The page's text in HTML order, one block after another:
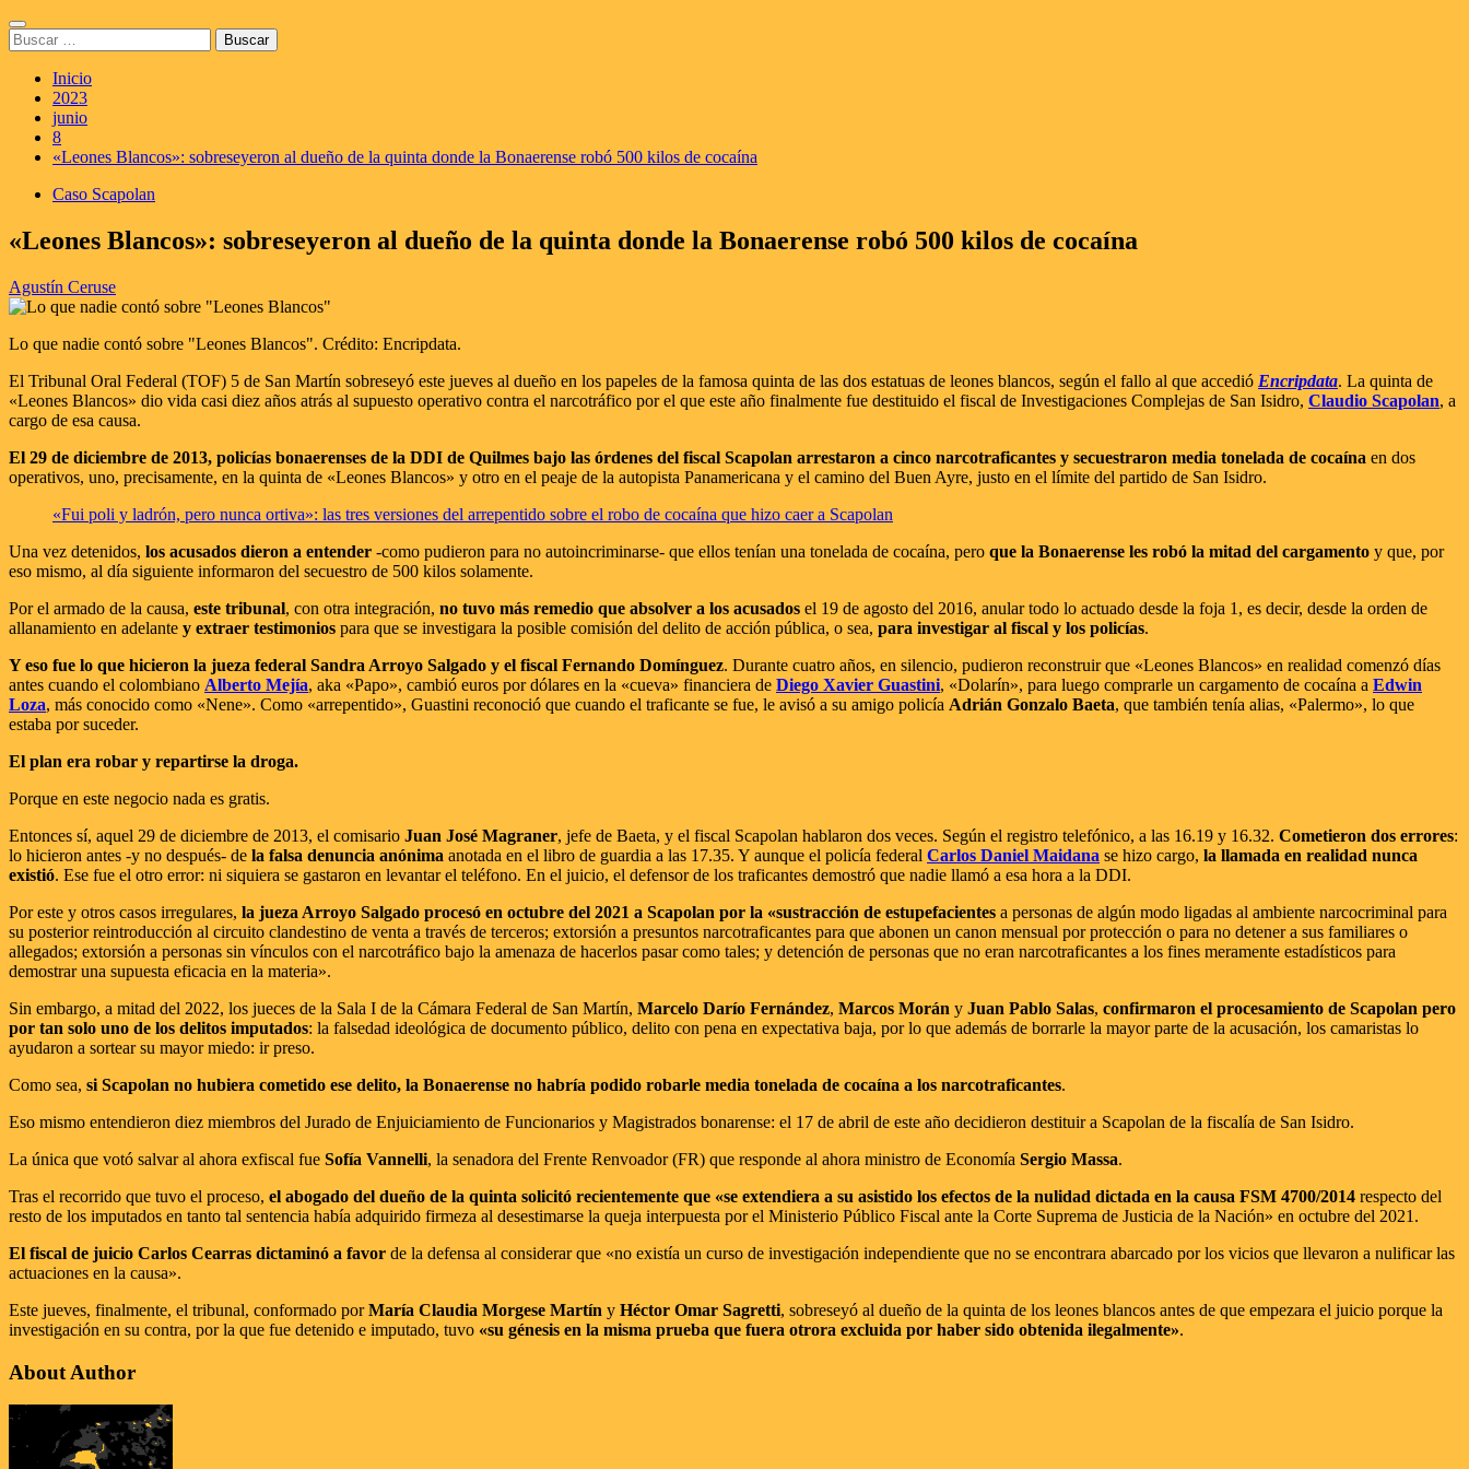
Saltar
al
contenido
Menú
principal
Buscar:
Inicio
2023
junio
8
«Leones Blancos»: sobreseyeron al dueño de la quinta donde la Bonaerense robó 500 kilos de cocaína
Caso Scapolan
«Leones Blancos»: sobreseyeron al dueño de la quinta donde la Bonaerense robó 500 kilos de cocaína
Agustín Ceruse
Lo que nadie contó sobre "Leones Blancos". Crédito: Encripdata.
El Tribunal Oral Federal (TOF) 5 de San Martín sobreseyó este jueves al dueño en los papeles de la famosa quinta de las dos estatuas de leones blancos, según el fallo al que accedió Encripdata. La quinta de
«Leones Blancos» dio vida casi diez años atrás al supuesto operativo contra el narcotráfico por el que este año finalmente fue destituido el fiscal de Investigaciones Complejas de San Isidro, Claudio Scapolan, a
cargo de esa causa.
El 29 de diciembre de 2013, policías bonaerenses de la DDI de Quilmes bajo las órdenes del fiscal Scapolan arrestaron a cinco narcotraficantes y secuestraron media tonelada de cocaína en dos
operativos, uno, precisamente, en la quinta de «Leones Blancos» y otro en el peaje de la autopista Panamericana y el camino del Buen Ayre, justo en el límite del partido de San Isidro.
«Fui poli y ladrón, pero nunca ortiva»: las tres versiones del arrepentido sobre el robo de cocaína que hizo caer a Scapolan
Una vez detenidos, los acusados dieron a entender -como pudieron para no autoincriminarse- que ellos tenían una tonelada de cocaína, pero que la Bonaerense les robó la mitad del cargamento y que, por
eso mismo, al día siguiente informaron del secuestro de 500 kilos solamente.
Por el armado de la causa, este tribunal, con otra integración, no tuvo más remedio que absolver a los acusados el 19 de agosto del 2016, anular todo lo actuado desde la foja 1, es decir, desde la orden de
allanamiento en adelante y extraer testimonios para que se investigara la posible comisión del delito de acción pública, o sea, para investigar al fiscal y los policías.
Y eso fue lo que hicieron la jueza federal Sandra Arroyo Salgado y el fiscal Fernando Domínguez. Durante cuatro años, en silencio, pudieron reconstruir que «Leones Blancos» en realidad comenzó días
antes cuando el colombiano Alberto Mejía, aka «Papo», cambió euros por dólares en la «cueva» financiera de Diego Xavier Guastini, «Dolarín», para luego comprarle un cargamento de cocaína a Edwin
Loza, más conocido como «Nene». Como «arrepentido», Guastini reconoció que cuando el traficante se fue, le avisó a su amigo policía Adrián Gonzalo Baeta, que también tenía alias, «Palermo», lo que
estaba por suceder.
El plan era robar y repartirse la droga.
Porque en este negocio nada es gratis.
Entonces sí, aquel 29 de diciembre de 2013, el comisario Juan José Magraner, jefe de Baeta, y el fiscal Scapolan hablaron dos veces. Según el registro telefónico, a las 16.19 y 16.32. Cometieron dos errores:
lo hicieron antes -y no después- de la falsa denuncia anónima anotada en el libro de guardia a las 17.35. Y aunque el policía federal Carlos Daniel Maidana se hizo cargo, la llamada en realidad nunca
existió. Ese fue el otro error: ni siquiera se gastaron en levantar el teléfono. En el juicio, el defensor de los traficantes demostró que nadie llamó a esa hora a la DDI.
Por este y otros casos irregulares, la jueza Arroyo Salgado procesó en octubre del 2021 a Scapolan por la «sustracción de estupefacientes a personas de algún modo ligadas al ambiente narcocriminal para
su posterior reintroducción al circuito clandestino de venta a través de terceros; extorsión a presuntos narcotraficantes para que abonen un canon mensual por protección o para no detener a sus familiares o
allegados; extorsión a personas sin vínculos con el narcotráfico bajo la amenaza de hacerlos pasar como tales; y detención de personas que no eran narcotraficantes a los fines meramente estadísticos para
demostrar una supuesta eficacia en la materia».
Sin embargo, a mitad del 2022, los jueces de la Sala I de la Cámara Federal de San Martín, Marcelo Darío Fernández, Marcos Morán y Juan Pablo Salas, confirmaron el procesamiento de Scapolan pero
por tan solo uno de los delitos imputados: la falsedad ideológica de documento público, delito con pena en expectativa baja, por lo que además de borrarle la mayor parte de la acusación, los camaristas lo
ayudaron a sortear su mayor miedo: ir preso.
Como sea, si Scapolan no hubiera cometido ese delito, la Bonaerense no habría podido robarle media tonelada de cocaína a los narcotraficantes.
Eso mismo entendieron diez miembros del Jurado de Enjuiciamiento de Funcionarios y Magistrados bonarense: el 17 de abril de este año decidieron destituir a Scapolan de la fiscalía de San Isidro.
La única que votó salvar al ahora exfiscal fue Sofía Vannelli, la senadora del Frente Renvoador (FR) que responde al ahora ministro de Economía Sergio Massa.
Tras el recorrido que tuvo el proceso, el abogado del dueño de la quinta solicitó recientemente que «se extendiera a su asistido los efectos de la nulidad dictada en la causa FSM 4700/2014 respecto del
resto de los imputados en tanto tal sentencia había adquirido firmeza al desestimarse la queja interpuesta por el Ministerio Público Fiscal ante la Corte Suprema de Justicia de la Nación» en octubre del 2021.
El fiscal de juicio Carlos Cearras dictaminó a favor de la defensa al considerar que «no existía un curso de investigación independiente que no se encontrara abarcado por los vicios que llevaron a nulificar las
actuaciones en la causa».
Este jueves, finalmente, el tribunal, conformado porMaría Claudia Morgese Martín y Héctor Omar Sagretti, sobreseyó al dueño de la quinta de los leones blancos antes de que empezara el juicio porque la
investigación en su contra, por la que fue detenido e imputado, tuvo «su génesis en la misma prueba que fuera otrora excluida por haber sido obtenida ilegalmente».
About Author